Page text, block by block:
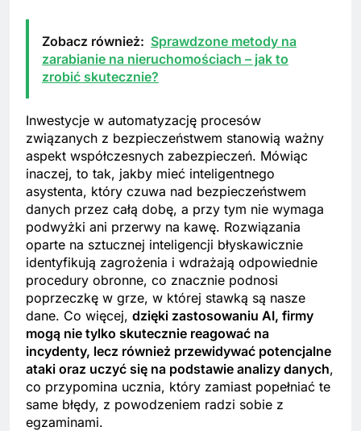
Zobacz również: Sprawdzone metody na
zarabianie na nieruchomościach – jak to
zrobić skutecznie?
Inwestycje w automatyzację procesów
związanych z bezpieczeństwem stanowią ważny
aspekt współczesnych zabezpieczeń. Mówiąc
inaczej, to tak, jakby mieć inteligentnego
asystenta, który czuwa nad bezpieczeństwem
danych przez całą dobę, a przy tym nie wymaga
podwyżki ani przerwy na kawę. Rozwiązania
oparte na sztucznej inteligencji błyskawicznie
identyfikują zagrożenia i wdrażają odpowiednie
procedury obronne, co znacznie podnosi
poprzeczkę w grze, w której stawką są nasze
dane. Co więcej, dzięki zastosowaniu AI, firmy
mogą nie tylko skutecznie reagować na
incydenty, lecz również przewidywać potencjalne
ataki oraz uczyć się na podstawie analizy danych,
co przypomina ucznia, który zamiast popełniać te
same błędy, z powodzeniem radzi sobie z
egzaminami.